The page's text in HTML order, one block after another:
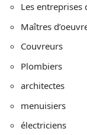
Les entreprises
Maîtres
Couvreurs
Plombiers
architectes
menuisiers
électriciens